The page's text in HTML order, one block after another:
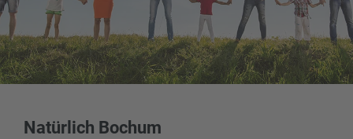
Natürlich Bochum